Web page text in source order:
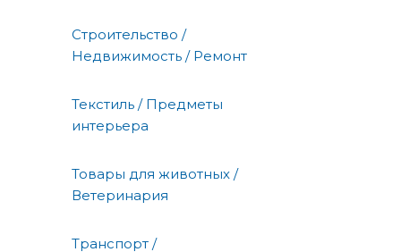
Строительство /
Недвижимость / Ремонт
Текстиль / Предметы
интерьера
Товары для животных /
Ветеринария
Транспорт /